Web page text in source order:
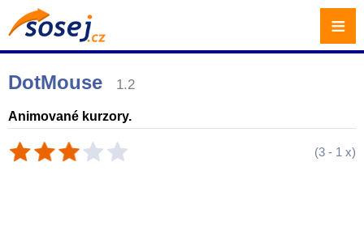
DotMouse 1.2
Animované kurzory.
(3 - 1 x)
≡